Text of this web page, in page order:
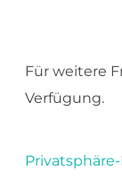
Für weitere
Verfügung.